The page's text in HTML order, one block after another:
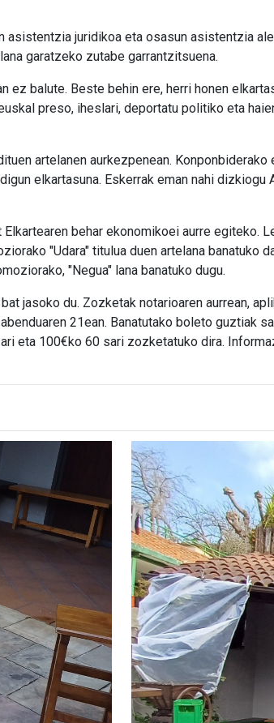
asistentzia juridikoa eta osasun asistentzia
garatzeko zutabe garrantzitsuena.
ez balute. Beste behin ere, herri honen
preso, iheslari, deportatu politiko eta
artelanen aurkezpenean. Konponbiderako
elkartasuna. Eskerrak eman nahi dizkiogu
behar ekonomikoei aurre egiteko.
"Udara" titulua duen artelana banatuko
"Negua" lana banatuko dugu.
jasoko du. Zozketak notarioaren aurrean,
21ean. Banatutako boleto guztiak
eta 100€ko 60 sari zozketatuko dira.